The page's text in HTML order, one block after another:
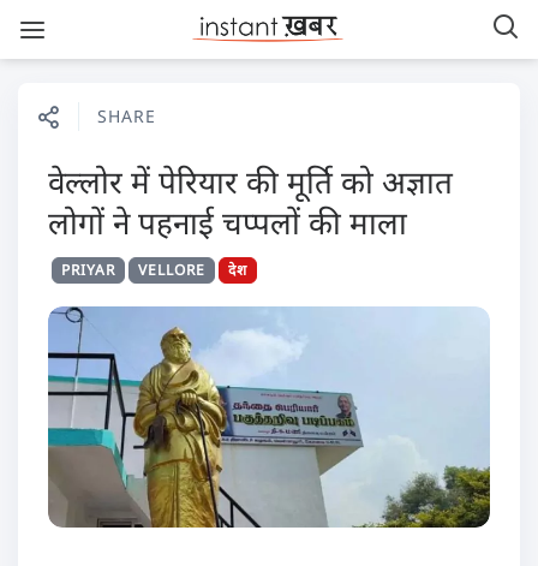
SHARE
वेल्‍लोर में पेरियार की मूर्ति को अज्ञात
लोगों ने पहनाई चप्पलों की माला
PRIYAR VELLORE देश